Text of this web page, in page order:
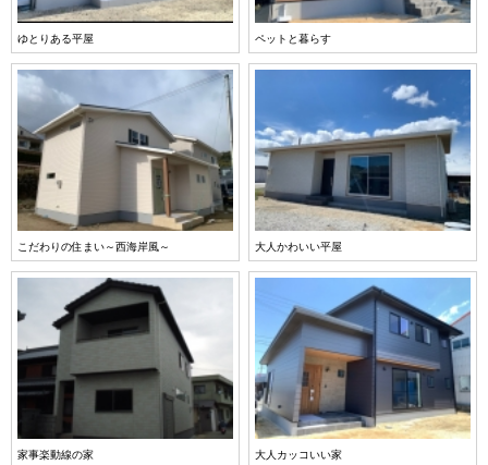
ゆとりある平屋 ペットと暮らす
こだわりの住まい～西海岸風～ 大人かわいい平屋
家事楽動線の家 大人カッコいい家